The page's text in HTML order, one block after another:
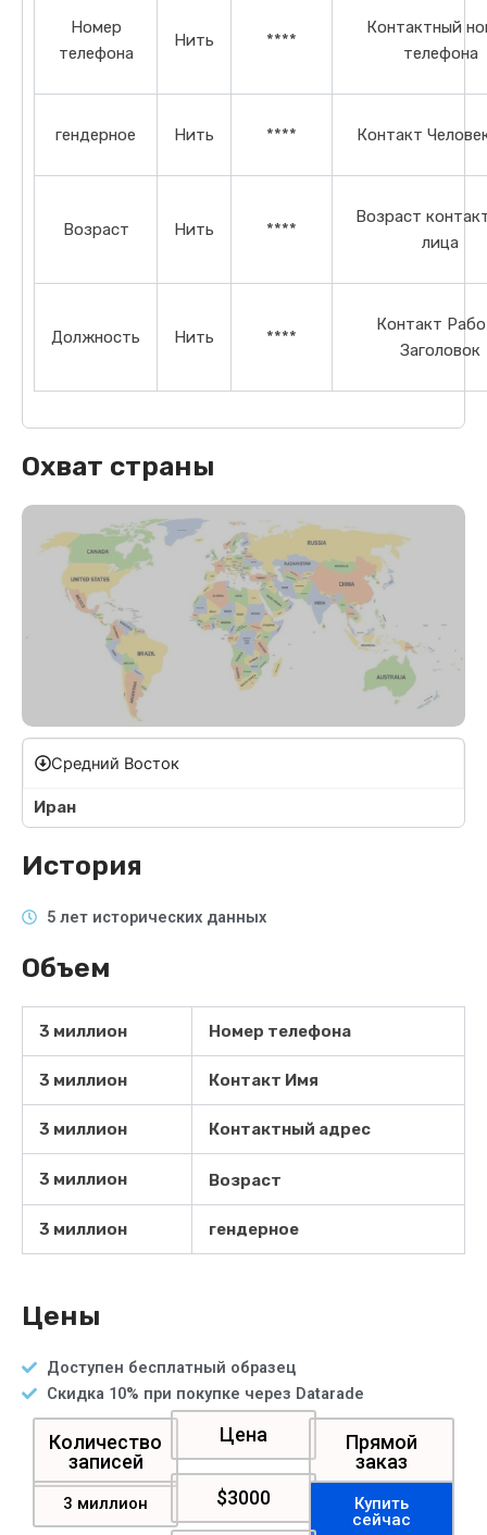
Номер
телефона
Нить ****
Контактный
телефона
гендерное Нить **** Контакт
Возраст Нить ****
Возраст
лица
Должность Нить ****
Контакт
Заголовок
Охват страны
Средний Восток
Иран
История
5 лет исторических данных
Объем
3 миллион Номер телефона
3 миллион Контакт Имя
3 миллион Контактный адрес
3 миллион Возраст
3 миллион гендерное
Цены
Доступен бесплатный образец
Скидка 10% при покупке через Datarade
Количество
записей
Цена
Прямой
заказ
3 миллион $3000
Купить
сейчас